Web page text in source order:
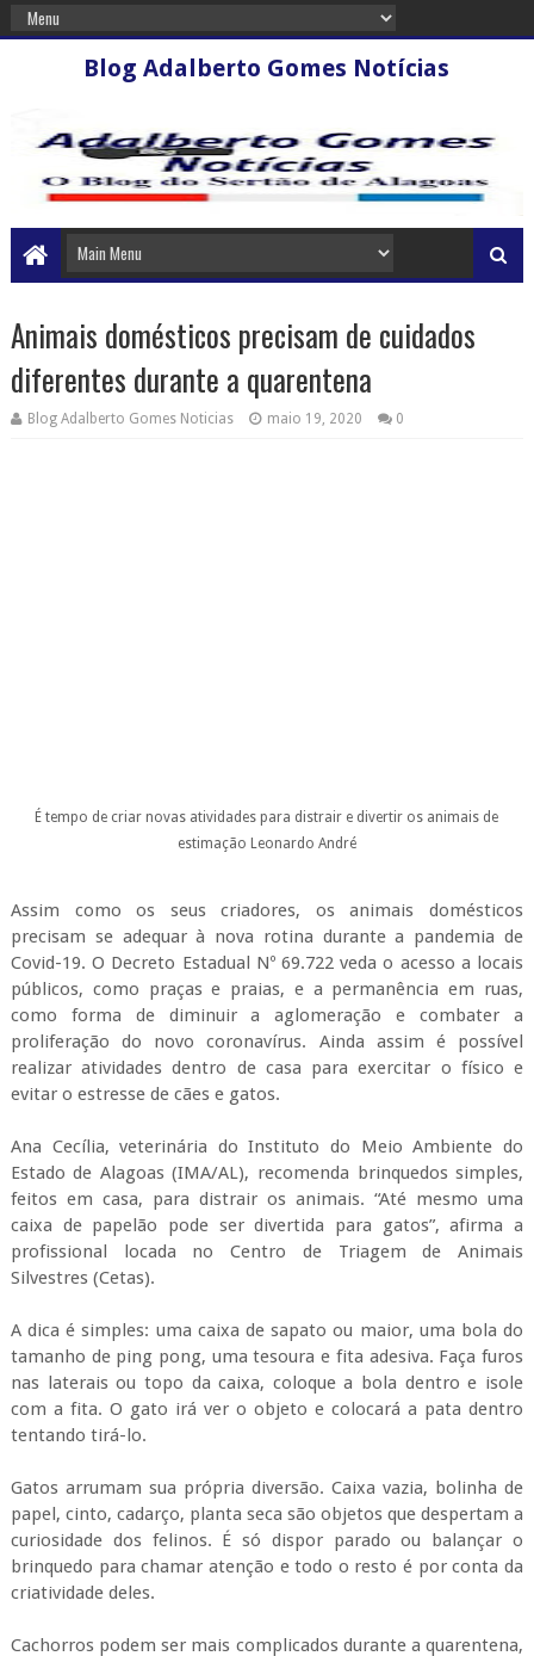
Blog Adalberto Gomes Notícias
Animais domésticos precisam de cuidados
diferentes durante a quarentena
Blog Adalberto Gomes Noticias maio 19, 2020 0
É tempo de criar novas atividades para distrair e divertir os animais de
estimação Leonardo André
Assim como os seus criadores, os animais domésticos
precisam se adequar à nova rotina durante a pandemia de
Covid-19. O Decreto Estadual Nº 69.722 veda o acesso a locais
públicos, como praças e praias, e a permanência em ruas,
como forma de diminuir a aglomeração e combater a
proliferação do novo coronavírus. Ainda assim é possível
realizar atividades dentro de casa para exercitar o físico e
evitar o estresse de cães e gatos.
Ana Cecília, veterinária do Instituto do Meio Ambiente do
Estado de Alagoas (IMA/AL), recomenda brinquedos simples,
feitos em casa, para distrair os animais. “Até mesmo uma
caixa de papelão pode ser divertida para gatos”, afirma a
profissional locada no Centro de Triagem de Animais
Silvestres (Cetas).
A dica é simples: uma caixa de sapato ou maior, uma bola do
tamanho de ping pong, uma tesoura e fita adesiva. Faça furos
nas laterais ou topo da caixa, coloque a bola dentro e isole
com a fita. O gato irá ver o objeto e colocará a pata dentro
tentando tirá-lo.
Gatos arrumam sua própria diversão. Caixa vazia, bolinha de
papel, cinto, cadarço, planta seca são objetos que despertam a
curiosidade dos felinos. É só dispor parado ou balançar o
brinquedo para chamar atenção e todo o resto é por conta da
criatividade deles.
Cachorros podem ser mais complicados durante a quarentena,